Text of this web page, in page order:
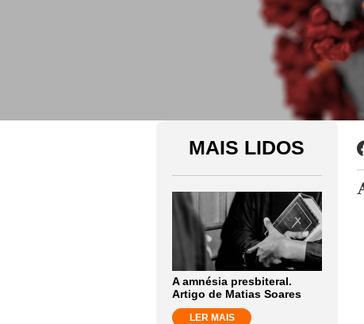
MAIS LIDOS
A amnésia presbiteral.
Artigo de Matias Soares
LER MAIS